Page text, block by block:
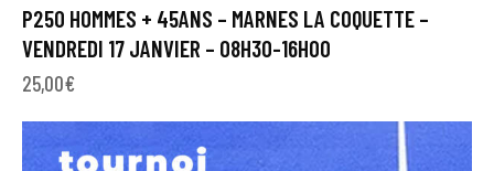
P250 HOMMES + 45ANS – MARNES LA COQUETTE –
VENDREDI 17 JANVIER – 08H30-16H00
25,00€